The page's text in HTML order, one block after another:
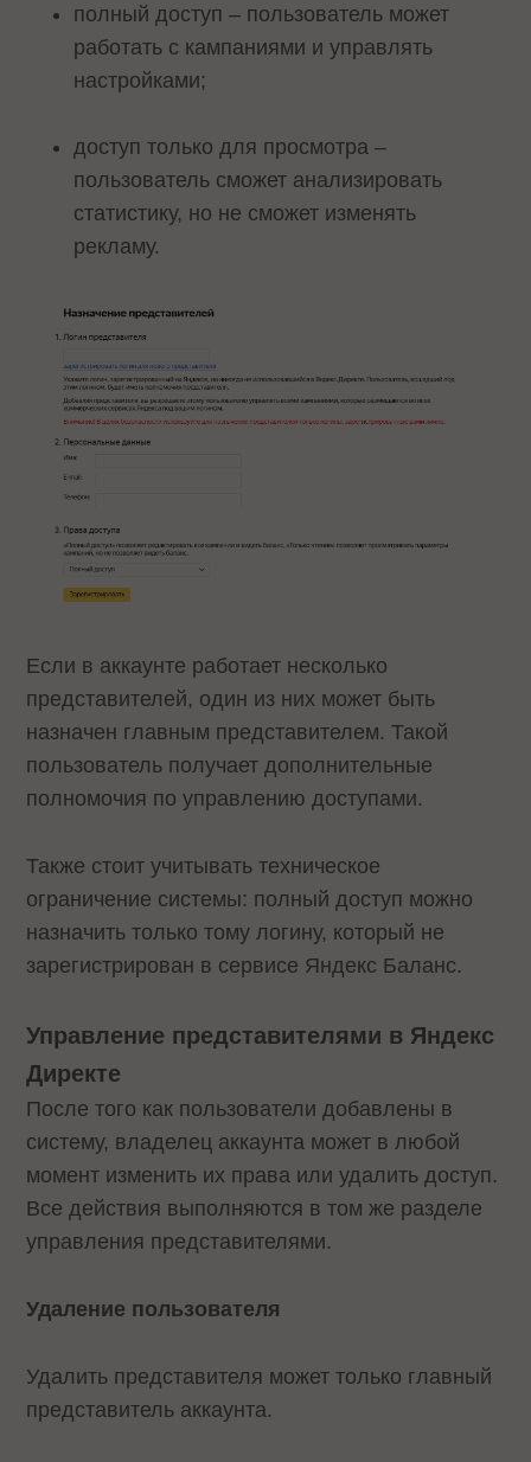
полный доступ – пользователь может
работать с кампаниями и управлять
настройками;
доступ только для просмотра –
пользователь сможет анализировать
статистику, но не сможет изменять
рекламу.
Если в аккаунте работает несколько
представителей, один из них может быть
назначен главным представителем. Такой
пользователь получает дополнительные
полномочия по управлению доступами.
Также стоит учитывать техническое
ограничение системы: полный доступ можно
назначить только тому логину, который не
зарегистрирован в сервисе Яндекс Баланс.
Управление представителями в Яндекс
Директе
После того как пользователи добавлены в
систему, владелец аккаунта может в любой
момент изменить их права или удалить доступ.
Все действия выполняются в том же разделе
управления представителями.
Удаление пользователя
Удалить представителя может только главный
представитель аккаунта.